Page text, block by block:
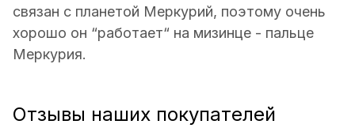
связан с планетой Меркурий, поэтому очень
хорошо он “работает“ на мизинце - пальце
Меркурия.
Отзывы наших покупателей